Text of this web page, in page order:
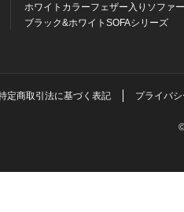
ホワイトカラーフェザー入りソファ
ブラック&ホワイトSOFAシリーズ
定商取引法に基づく表記 プライバ